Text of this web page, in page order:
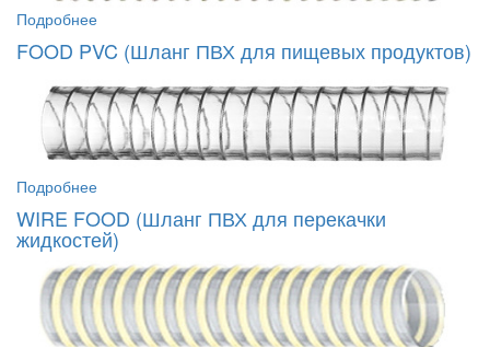
Подробнее
FOOD PVC (Шланг ПВХ для пищевых продуктов)
Подробнее
WIRE FOOD (Шланг ПВХ для перекачки
жидкостей)